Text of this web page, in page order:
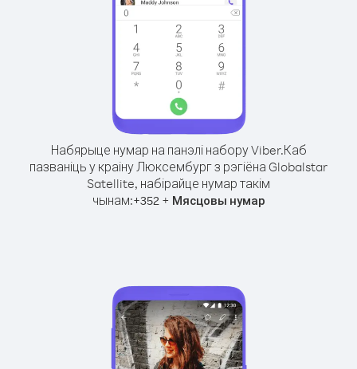
Набярыце нумар на панэлі набору Viber.Каб
пазваніць у краіну Люксембург з рэгіёна Globalstar
Satellite, набірайце нумар такім
чынам:+352+ Мясцовы нумар